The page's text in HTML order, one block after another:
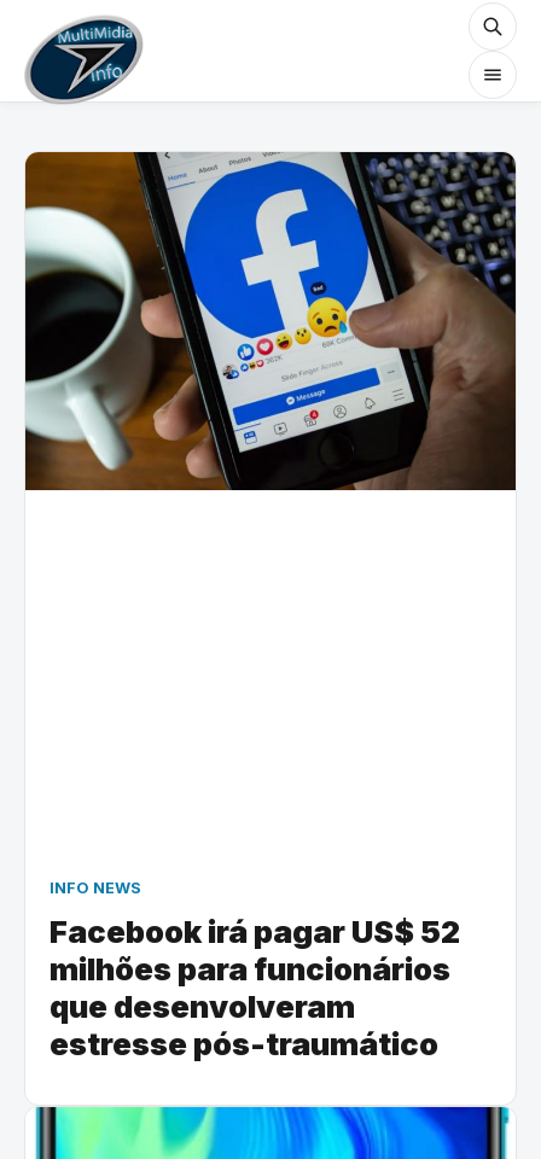
INFO NEWS
Facebook irá pagar US$ 52
milhões para funcionários
que desenvolveram
estresse pós-traumático